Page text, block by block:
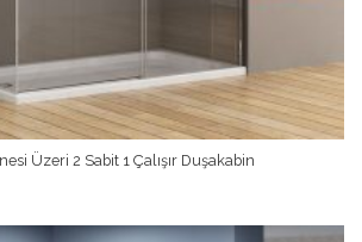
Üzeri 2 Sabit 1 Çalışır Duşakabin
Devamını Oku